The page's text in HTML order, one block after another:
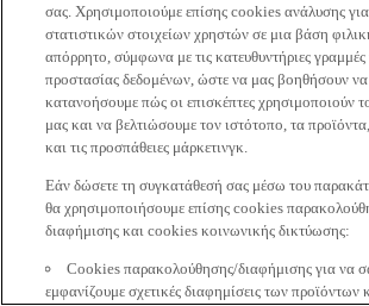
σας. Χρησιμοποιούμε επίσης cookies ανάλυσης
στατιστικών στοιχείων χρηστών σε μια βάση
απόρρητο, σύμφωνα με τις κατευθυντήριες
προστασίας δεδομένων, ώστε να μας βοηθήσουν να
κατανοήσουμε πώς οι επισκέπτες χρησιμοποιούν
μας και να βελτιώσουμε τον ιστότοπο, τα προϊόντα,
και τις προσπάθειες μάρκετινγκ.
Εάν δώσετε τη συγκατάθεσή σας μέσω του
θα χρησιμοποιήσουμε επίσης cookies
διαφήμισης και cookies κοινωνικής δικτύωσης:
Cookies παρακολούθησης/διαφήμισης για να
εμφανίζουμε σχετικές διαφημίσεις των προϊόντων